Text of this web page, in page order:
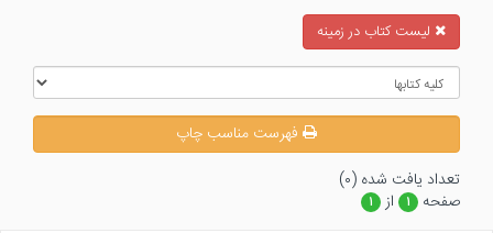
ليست كتاب در زمينه
فهرست مناسب چاپ
تعداد يافت شده (۰)
صفحه
۱ از ۱